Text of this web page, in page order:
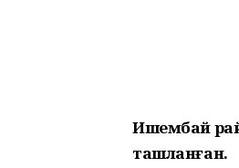
Ишембай
ташланған.